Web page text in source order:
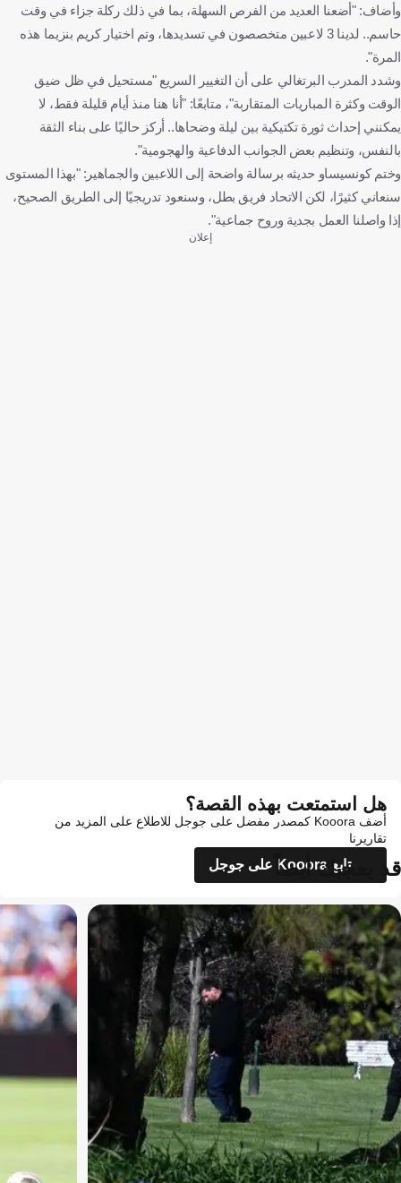
وأضاف: "أضعنا العديد من الفرص السهلة، بما في ذلك ركلة جزاء في وقت
حاسم.. لدينا 3 لاعبين متخصصون في تسديدها، وتم اختيار كريم بنزيما هذه
المرة".
وشدد المدرب البرتغالي على أن التغيير السريع "مستحيل في ظل ضيق
الوقت وكثرة المباريات المتقاربة"، متابعًا: "أنا هنا منذ أيام قليلة فقط، لا
يمكنني إحداث ثورة تكتيكية بين ليلة وضحاها.. أركز حاليًا على بناء الثقة
بالنفس، وتنظيم بعض الجوانب الدفاعية والهجومية".
وختم كونسيساو حديثه برسالة واضحة إلى اللاعبين والجماهير: "بهذا المستوى
سنعاني كثيرًا، لكن الاتحاد فريق بطل، وسنعود تدريجيًا إلى الطريق الصحيح،
إذا واصلنا العمل بجدية وروح جماعية".
إعلان
هل استمتعت بهذه القصة؟
أضف Kooora كمصدر مفضل على جوجل للاطلاع على المزيد من
تقاريرنا
تابع Kooora على جوجل
قد يعجبك أيضاً